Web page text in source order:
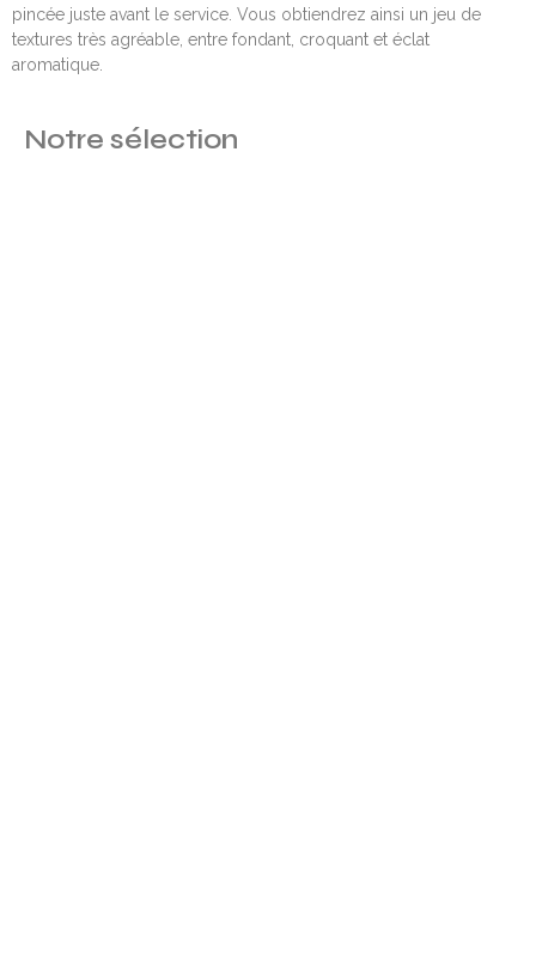
pincée juste avant le service. Vous obtiendrez ainsi un jeu de
textures très agréable, entre fondant, croquant et éclat
aromatique.
Notre sélection